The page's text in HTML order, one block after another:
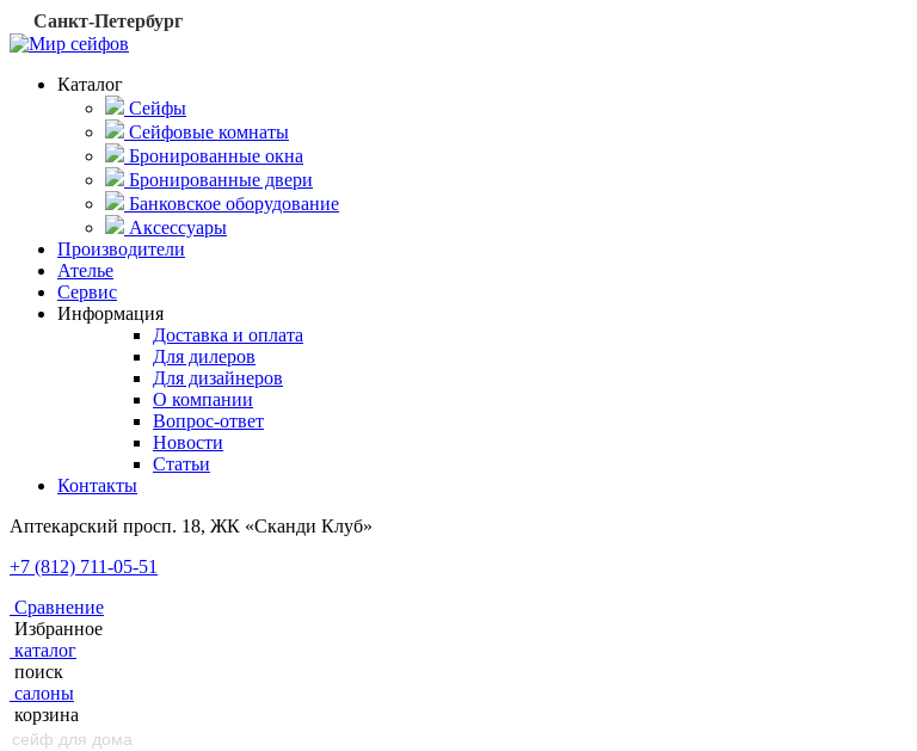
Санкт-Петербург
Каталог
Сейфы
Сейфовые комнаты
Бронированные окна
Бронированные двери
Банковское оборудование
Аксессуары
Производители
Ателье
Сервис
Информация
Доставка и оплата
Для дилеров
Для дизайнеров
О компании
Вопрос-ответ
Новости
Статьи
Контакты
Аптекарский просп. 18, ЖК «Сканди Клуб»
+7 (812) 711-05-51
Сравнение
Избранное
каталог
поиск
салоны
корзина